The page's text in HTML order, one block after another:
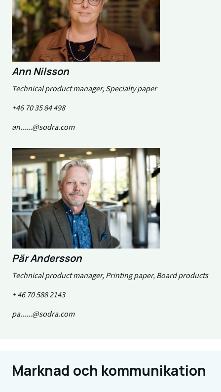
Ann Nilsson
Technical product manager, Specialty paper
+46 70 35 84 498
an......@sodra.com
Pär Andersson
Technical product manager, Printing paper, Board products
+ 46 70 588 2143
pa......@sodra.com
Marknad och kommunikation